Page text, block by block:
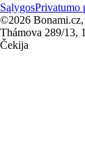
SąlygosPrivatumo
©2026 Bonami.cz,
Thámova 289/13,
Čekija